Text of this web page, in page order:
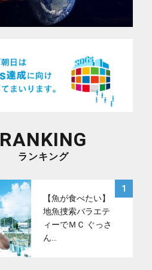
RANKING
ランキング
1
【魚が食べたい】
地魚捜索バラエテ
ィーでＭＣ ぐっさ
ん…